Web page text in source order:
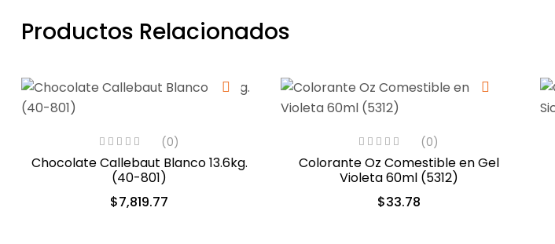
Productos Relacionados
(0)
Chocolate Callebaut Blanco 13.6kg.
(40-801)
$7,819.77
(0)
Colorante Oz Comestible en Gel
Violeta 60ml (5312)
$33.78